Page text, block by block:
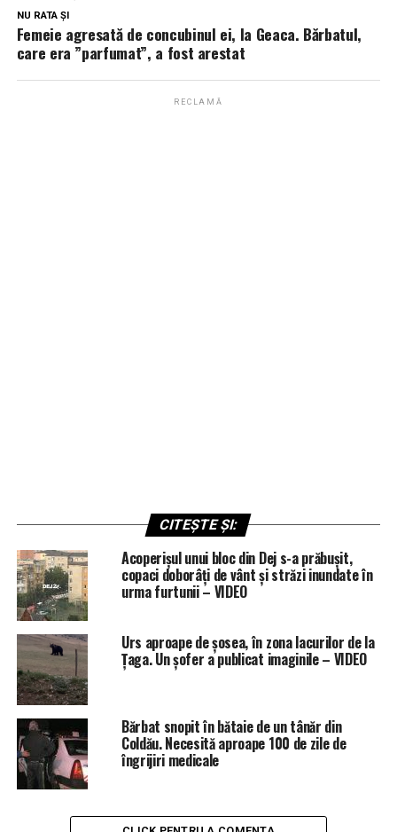
NU RATA ȘI
Femeie agresată de concubinul ei, la Geaca. Bărbatul,
care era ”parfumat”, a fost arestat
RECLAMĂ
CITEȘTE ȘI:
Acoperișul unui bloc din Dej s-a prăbușit,
copaci doborâți de vânt și străzi inundate în
urma furtunii – VIDEO
Urs aproape de șosea, în zona lacurilor de la
Țaga. Un șofer a publicat imaginile – VIDEO
Bărbat snopit în bătaie de un tânăr din
Coldău. Necesită aproape 100 de zile de
îngrijiri medicale